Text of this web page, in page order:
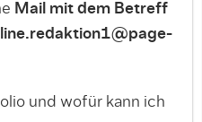
Mail mit dem Betreff
und wofür kann ich